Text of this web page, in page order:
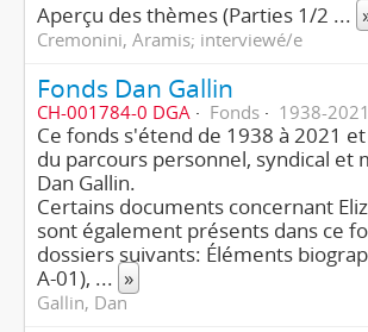
Aperçu des thèmes (Parties 1/2 ...
Cremonini, Aramis; interviewé/e
Fonds Dan Gallin
CH-001784-0 DGA Fonds 1938-
Ce fonds s'étend de 1938 à 2021
du parcours personnel, syndical et
Dan Gallin.
Certains documents concernant
sont également présents dans ce
dossiers suivants: Éléments
A-01), ... »
Gallin, Dan